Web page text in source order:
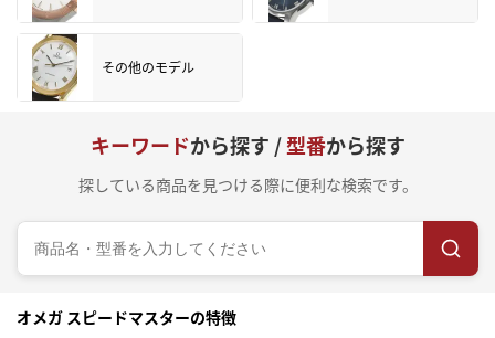
その他のモデル
キーワードから探す /型番から探す
探している商品を見つける際に便利な検索です。
オメガ スピードマスターの特徴